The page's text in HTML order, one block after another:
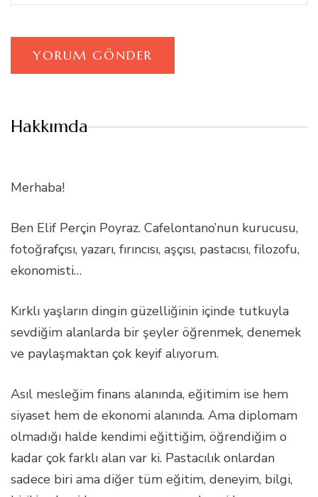
Hakkımda
Merhaba!
Ben Elif Perçin Poyraz. Cafelontano’nun kurucusu,
fotoğrafçısı, yazarı, fırıncısı, aşçısı, pastacısı, filozofu,
ekonomisti…
Kırklı yaşların dingin güzelliğinin içinde tutkuyla
sevdiğim alanlarda bir şeyler öğrenmek, denemek
ve paylaşmaktan çok keyif alıyorum.
Asıl mesleğim finans alanında, eğitimim ise hem
siyaset hem de ekonomi alanında. Ama diplomam
olmadığı halde kendimi eğittiğim, öğrendiğim o
kadar çok farklı alan var ki. Pastacılık onlardan
sadece biri ama diğer tüm eğitim, deneyim, bilgi,